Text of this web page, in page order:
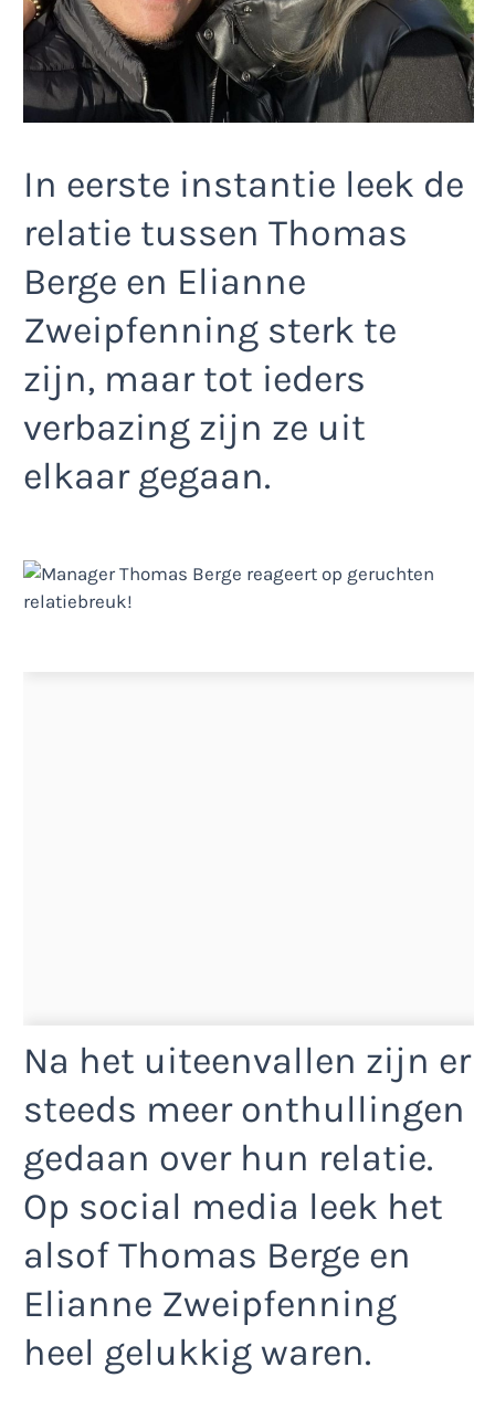
In eerste instantie leek de
relatie tussen Thomas
Berge en Elianne
Zweipfenning sterk te
zijn, maar tot ieders
verbazing zijn ze uit
elkaar gegaan.
Na het uiteenvallen zijn er
steeds meer onthullingen
gedaan over hun relatie.
Op social media leek het
alsof Thomas Berge en
Elianne Zweipfenning
heel gelukkig waren.